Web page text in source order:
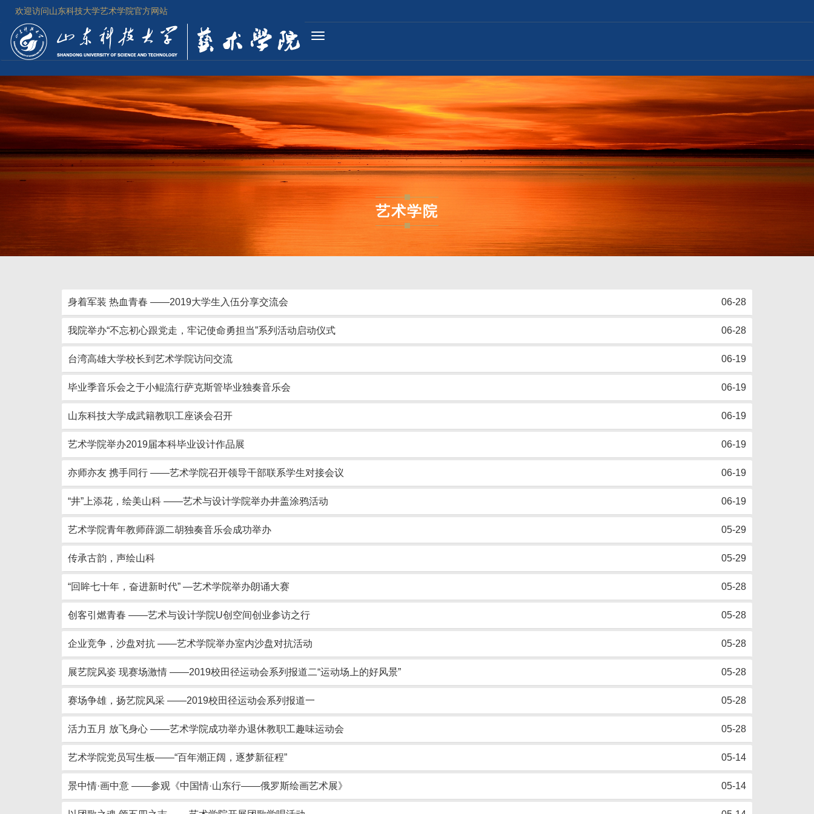
欢迎访问山东科技大学艺术学院官方网站
Toggle
navigation
艺术学院
身着军装 热血青春 ——2019大学生入伍分享交流会 06-28
我院举办“不忘初心跟党走，牢记使命勇担当”系列活动启动仪式 06-28
台湾高雄大学校长到艺术学院访问交流 06-19
毕业季音乐会之于小鲲流行萨克斯管毕业独奏音乐会 06-19
山东科技大学成武籍教职工座谈会召开 06-19
艺术学院举办2019届本科毕业设计作品展 06-19
亦师亦友 携手同行 ——艺术学院召开领导干部联系学生对接会议 06-19
“井”上添花，绘美山科 ——艺术与设计学院举办井盖涂鸦活动 06-19
艺术学院青年教师薛源二胡独奏音乐会成功举办 05-29
传承古韵，声绘山科 05-29
“回眸七十年，奋进新时代” —艺术学院举办朗诵大赛 05-28
创客引燃青春 ——艺术与设计学院U创空间创业参访之行 05-28
企业竞争，沙盘对抗 ——艺术学院举办室内沙盘对抗活动 05-28
展艺院风姿 现赛场激情 ——2019校田径运动会系列报道二“运动场上的好风景” 05-28
赛场争雄，扬艺院风采 ——2019校田径运动会系列报道一 05-28
活力五月 放飞身心 ——艺术学院成功举办退休教职工趣味运动会 05-28
艺术学院党员写生板——“百年潮正阔，逐梦新征程” 05-14
景中情·画中意 ——参观《中国情·山东行——俄罗斯绘画艺术展》 05-14